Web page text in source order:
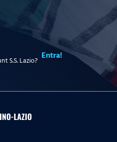
S.S. Lazio? Entra!
LAZIO